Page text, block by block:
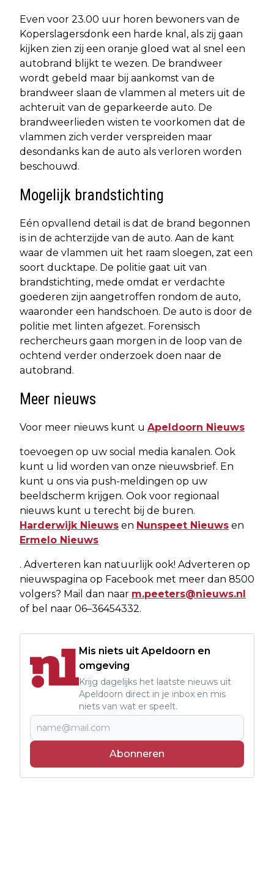
Even voor 23.00 uur horen bewoners van de
Koperslagersdonk een harde knal, als zij gaan
kijken zien zij een oranje gloed wat al snel een
autobrand blijkt te wezen. De brandweer
wordt gebeld maar bij aankomst van de
brandweer slaan de vlammen al meters uit de
achteruit van de geparkeerde auto. De
brandweerlieden wisten te voorkomen dat de
vlammen zich verder verspreiden maar
desondanks kan de auto als verloren worden
beschouwd.
Mogelijk brandstichting
Eén opvallend detail is dat de brand begonnen
is in de achterzijde van de auto. Aan de kant
waar de vlammen uit het raam sloegen, zat een
soort ducktape. De politie gaat uit van
brandstichting, mede omdat er verdachte
goederen zijn aangetroffen rondom de auto,
waaronder een handschoen. De auto is door de
politie met linten afgezet. Forensisch
rechercheurs gaan morgen in de loop van de
ochtend verder onderzoek doen naar de
autobrand.
Meer nieuws
Voor meer nieuws kunt u Apeldoorn Nieuws
toevoegen op uw social media kanalen. Ook
kunt u lid worden van onze nieuwsbrief. En
kunt u ons via push-meldingen op uw
beeldscherm krijgen. Ook voor regionaal
nieuws kunt u terecht bij de buren.
Harderwijk Nieuws en Nunspeet Nieuws en
Ermelo Nieuws
. Adverteren kan natuurlijk ook! Adverteren op
nieuwspagina op Facebook met meer dan 8500
volgers? Mail dan naar m.peeters@nieuws.nl
of bel naar 06–36454332.
Mis niets uit Apeldoorn en
omgeving
Krijg dagelijks het laatste nieuws uit
Apeldoorn direct in je inbox en mis
niets van wat er speelt.
Abonneren